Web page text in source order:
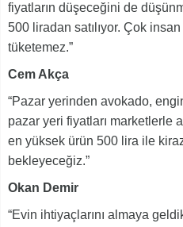
fiyatların düşeceğini de
500 liradan satılıyor. Çok
tüketemez.”
Cem Akça
“Pazar yerinden avokado,
pazar yeri fiyatları marketlerle
en yüksek ürün 500 lira ile
bekleyeceğiz.”
Okan Demir
“Evin ihtiyaçlarını almaya